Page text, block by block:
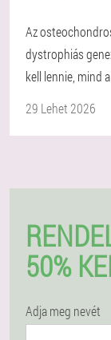
Az
dystrophiás
kell lennie, mind
29 Lehet 2026
50%
Adja meg nevét